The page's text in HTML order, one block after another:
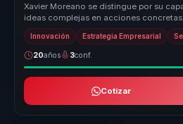
Xavier Moreano se distingue por su
ideas complejas en acciones
conecta la inn...
Innovación Estrategia Empresarial
20años 3conf.
Cotizar